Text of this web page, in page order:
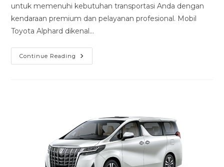
untuk memenuhi kebutuhan transportasi Anda dengan
kendaraan premium dan pelayanan profesional. Mobil
Toyota Alphard dikenal…
Continue Reading Sewa
Mobil